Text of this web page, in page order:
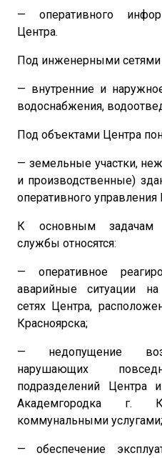
— оперативного
Центра.
Под инженерными сетями
— внутренние и
водоснабжения,
Под объектами Центра
— земельные участки,
и производственные)
оперативного управления
К основным задачам
службы относятся:
— оперативное
аварийные ситуации
сетях Центра,
Красноярска;
— недопущение
нарушающих
подразделений Центра
Академгородка г.
коммунальными услугами;
— обеспечение